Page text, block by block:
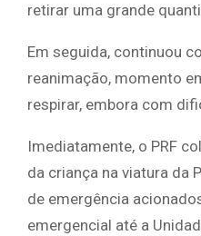
retirar uma grande
Em seguida, continuou
reanimação, momento
respirar, embora com
Imediatamente, o PRF
da criança na viatura da
de emergência
emergencial até a